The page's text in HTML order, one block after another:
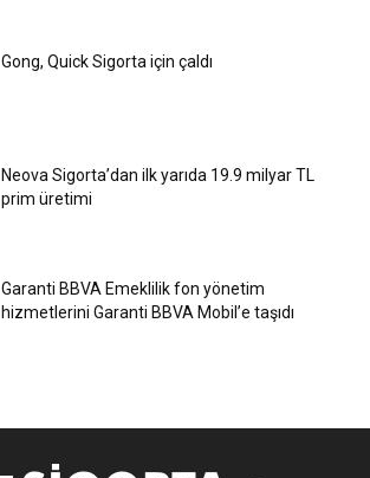
Gong, Quick Sigorta için çaldı
Neova Sigorta’dan ilk yarıda 19.9 milyar TL
prim üretimi
Garanti BBVA Emeklilik fon yönetim
hizmetlerini Garanti BBVA Mobil’e taşıdı